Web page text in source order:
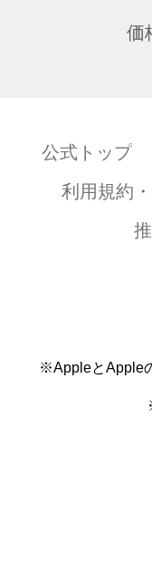
価
公式トップ
利用規約
※AppleとApple